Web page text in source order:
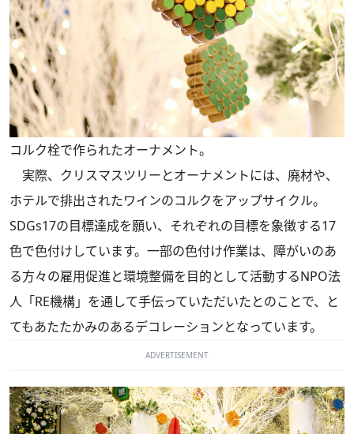
コルク栓で作られたオーナメント。
実際、クリスマスツリーとオーナメントには、廃材や、
ホテルで排出されたワインのコルクをアップサイクル。
SDGs17の目標達成を願い、それぞれの目標を象徴する17
色で色付けしています。一部の色付け作業は、障がいのあ
る方々の雇用促進と環境整備を目的として活動するNPO法
人「RE機構」を通して手伝っていただいたとのことで、と
てもあたたかみのあるデコレーションとなっています。
ADVERTISEMENT